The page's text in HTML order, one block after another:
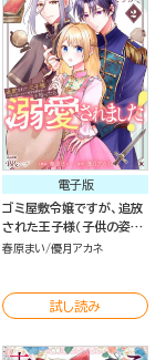
電子版
ゴミ屋敷令嬢ですが、追放
された王子様（子供の姿に
された超有能魔法使い）を
春原まい 優月アカネ
試し読み